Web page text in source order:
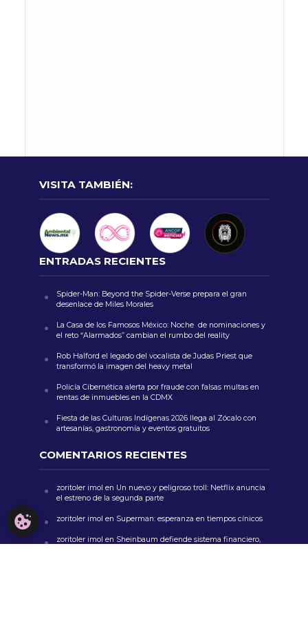
VISITA TAMBIÉN:
ENTRADAS RECIENTES
Spider-Man: Beyond the Spider-Verse prepara el gran
desenlace de Miles Morales
La Casa de los Famosos México: Noche de nominaciones y
el reto “Alarmados” cambian el rumbo del reality
Rob Halford el legado del vocalista de Judas Priest que
transformó la imagen del heavy metal
Policía Cibernética alerta por fraude con falsas multas en
rentas de inmuebles en la CDMX
Fiesta de las Culturas Indígenas 2026 llega al Zócalo con
artesanías, gastronomía y eventos gratuitos
COMENTARIOS RECIENTES
zoritoler imol en Un nuevo y peligroso troll: Netflix anuncia
el estreno de la segunda parte
zoritoler imol en Superman: esperanza en tiempos cínicos
zoritoler imol en Sheinbaum defiende sistema financiero,
CONFIGURACIÓN DE COOKIES